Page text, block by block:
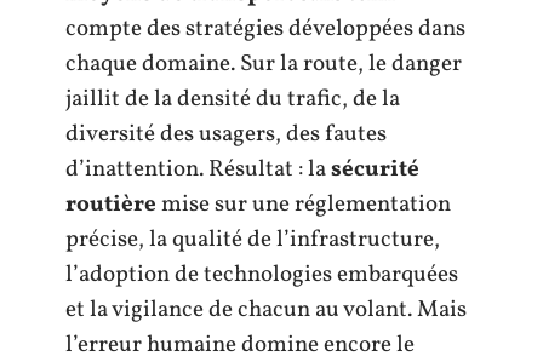
compte des stratégies développées dans
chaque domaine. Sur la route, le danger
jaillit de la densité du trafic, de la
diversité des usagers, des fautes
d’inattention. Résultat : lasécurité
routièremise sur une réglementation
précise, la qualité de l’infrastructure,
l’adoption de technologies embarquées
et la vigilance de chacun au volant. Mais
l’erreur humaine domine encore le